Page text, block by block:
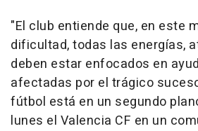
"El club entiende que, en este
dificultad, todas las energías,
deben estar enfocados en
afectadas por el trágico
fútbol está en un segundo
lunes el Valencia CF en un